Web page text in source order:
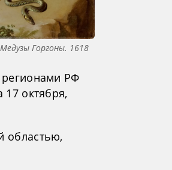
Горгоны. 1618
регионами РФ
октября,
областью,